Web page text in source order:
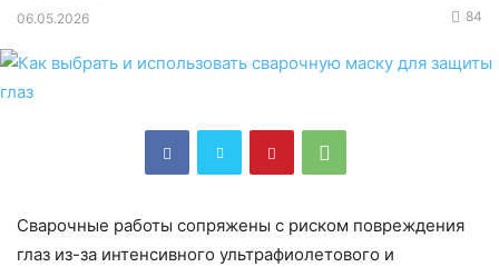
06.05.2026 84
Сварочные работы сопряжены с риском повреждения
глаз из-за интенсивного ультрафиолетового и